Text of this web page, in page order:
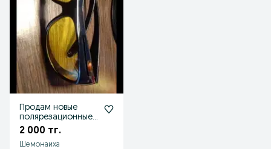
Продам новые
полярезационные
очки
2 000 тг.
Шемонаиха